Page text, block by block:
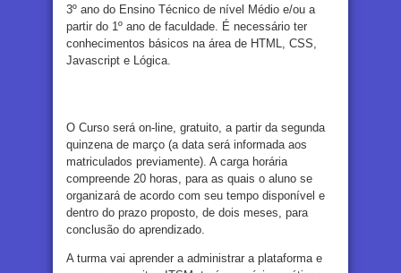
3º ano do Ensino Técnico de nível Médio e/ou a
partir do 1º ano de faculdade. É necessário ter
conhecimentos básicos na área de HTML, CSS,
Javascript e Lógica.
O Curso será on-line, gratuito, a partir da segunda
quinzena de março (a data será informada aos
matriculados previamente). A carga horária
compreende 20 horas, para as quais o aluno se
organizará de acordo com seu tempo disponível e
dentro do prazo proposto, de dois meses, para
conclusão do aprendizado.
A turma vai aprender a administrar a plataforma e